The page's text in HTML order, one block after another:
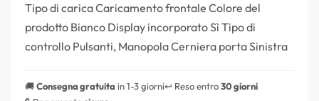
Tipo di carica Caricamento frontale Colore del
prodotto Bianco Display incorporato Sì Tipo di
controllo Pulsanti, Manopola Cerniera porta Sinistra
🚚Consegna gratuita in 1-3 giorni↩️ Reso entro30 giorni